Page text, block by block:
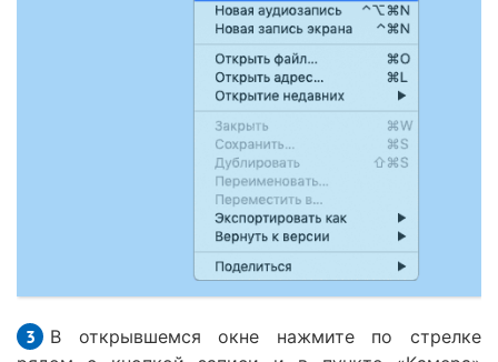
В открывшемся окне нажмите по стрелке